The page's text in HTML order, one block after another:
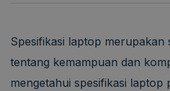
Spesifikasi laptop merupakan
tentang kemampuan dan
mengetahui spesifikasi laptop